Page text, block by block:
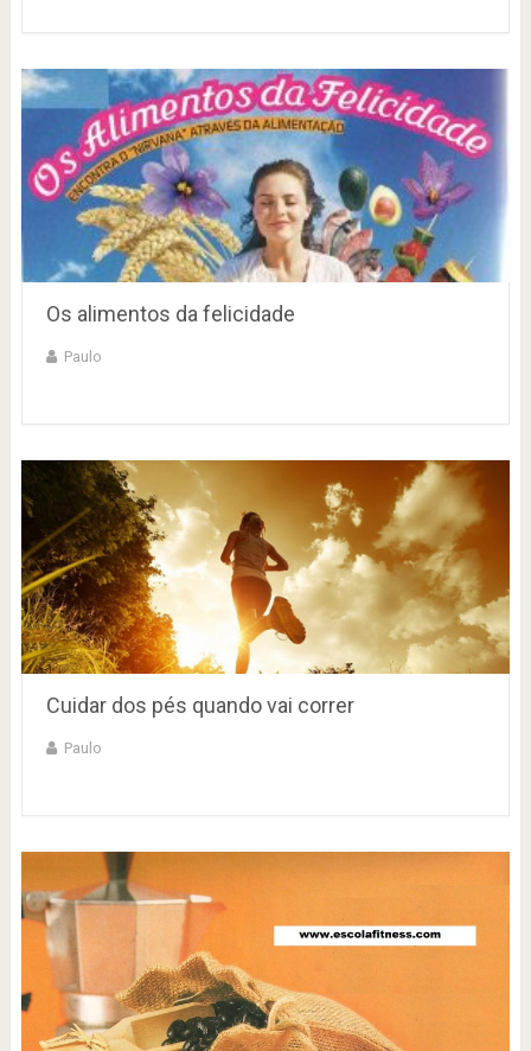
Os alimentos da felicidade
Paulo
Cuidar dos pés quando vai correr
Paulo